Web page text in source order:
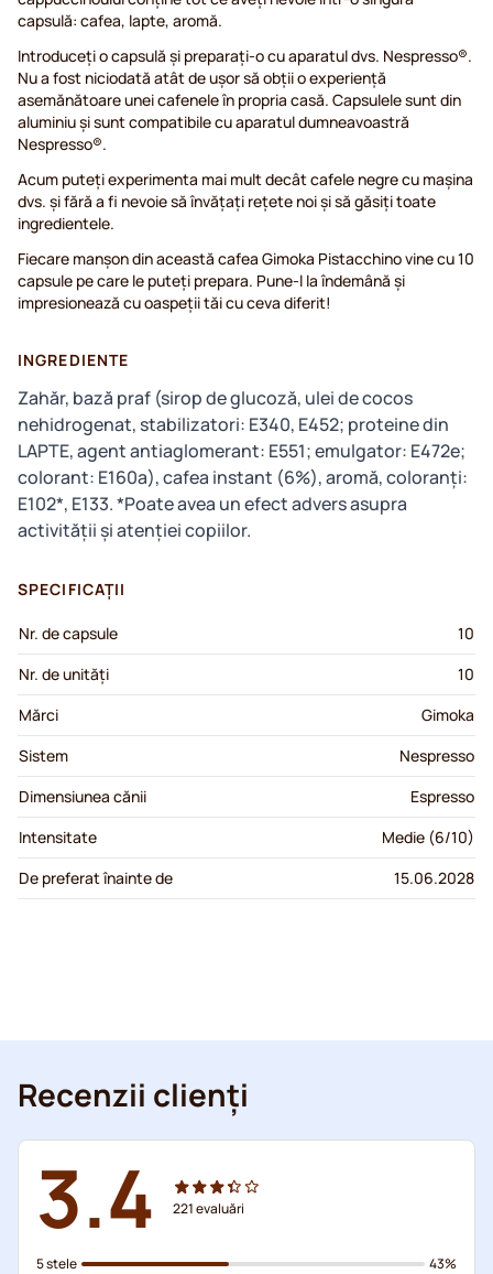
capsulă: cafea, lapte, aromă.
Introduceți o capsulă și preparați-o cu aparatul dvs. Nespresso®.
Nu a fost niciodată atât de ușor să obții o experiență
asemănătoare unei cafenele în propria casă. Capsulele sunt din
aluminiu şi sunt compatibile cu aparatul dumneavoastră
Nespresso®.
Acum puteți experimenta mai mult decât cafele negre cu mașina
dvs. și fără a fi nevoie să învățați rețete noi și să găsiți toate
ingredientele.
Fiecare manșon din această cafea Gimoka Pistacchino vine cu 10
capsule pe care le puteți prepara. Pune-l la îndemână și
impresionează cu oaspeții tăi cu ceva diferit!
INGREDIENTE
Zahăr, bază praf (sirop de glucoză, ulei de cocos
nehidrogenat, stabilizatori: E340, E452; proteine din
LAPTE, agent antiaglomerant: E551; emulgator: E472e;
colorant: E160a), cafea instant (6%), aromă, coloranți:
E102*, E133. *Poate avea un efect advers asupra
activității și atenției copiilor.
SPECIFICAȚII
Nr. de capsule
10
Nr. de unități
10
Mărci
Gimoka
Sistem
Nespresso
Dimensiunea cănii
Espresso
Intensitate
Medie (6/10)
De preferat înainte de
15.06.2028
Recenzii clienți
3.4 221evaluări
5 stele
43%